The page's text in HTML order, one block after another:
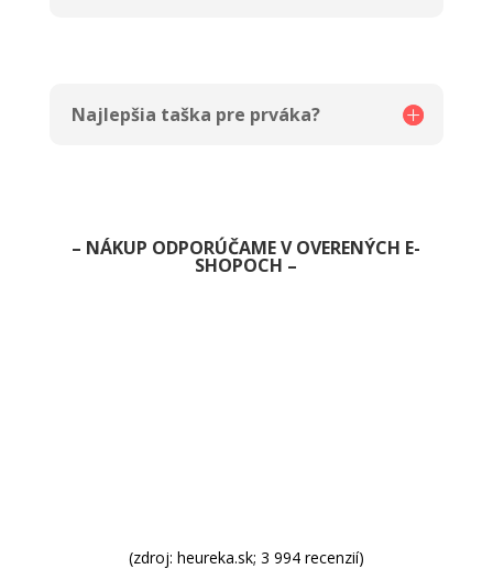
Najlepšia taška pre prváka?
– NÁKUP ODPORÚČAME V OVERENÝCH E-
SHOPOCH –
(zdroj: heureka.sk; 3 994 recenzií)